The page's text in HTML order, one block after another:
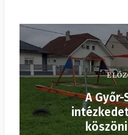
A